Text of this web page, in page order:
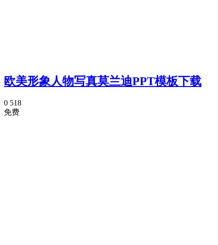
欧美形象人物写真莫兰迪PPT模板下载
0 518
免费